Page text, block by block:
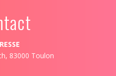
83000 Toulon